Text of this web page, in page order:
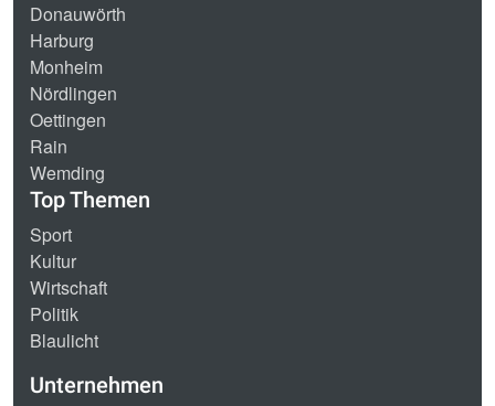
Donauwörth
Harburg
Monheim
Nördlingen
Oettingen
Rain
Wemding
Top Themen
Sport
Kultur
Wirtschaft
Politik
Blaulicht
Unternehmen